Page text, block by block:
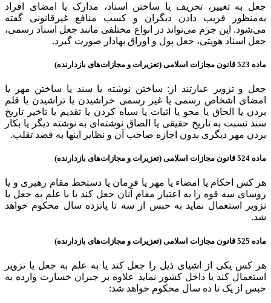
جعل به تغییر، تحریف یا ساختن اسناد، مدارک یا امضای افراد
به‌منظور فریب دادن دیگران و کسب منافع غیرقانونی گفته
می‌شود. این جرم می‌تواند در انواع مختلفی مانند جعل اسناد رسمی،
جعل اسناد هویتی، جعل پول و اوراق بهادار صورت گیرد.
ماده 523 قانون مجازات اسلامی (تعزیرات و مجازات‌های بازدارنده)
جعل و تزویر عبارتند از: ساختن نوشته یا سند یا ساختن مهر یا
امضای اشخاص رسمی یا غیر رسمی خراشیدن یا تراشیدن یا قلم
بردن یا الحاق یا محو یا اثبات یا سیاه کردن یا تقدیم یا تاخیر تاریخ
سند نسبت به تاریخ حقیقی یا الصاق نوشته‌ای به نوشته دیگر یا بکار
بردن مهر دیگری ‌بدون اجازه صاحب آن و نظایر اینها به قصد تقلب.
ماده 524 قانون مجازات اسلامی (تعزیرات و مجازات‌های بازدارنده)
هر کس احکام یا امضاء یا مهر یا فرمان یا دستخط مقام رهبری و یا
روسای سه قوه را به اعتبار مقام آنان جعل کند یا با علم به جعل یا
تزویر استعمال نماید به حبس از سه تا پانزده سال محکوم خواهد
شد.
ماده 525 قانون مجازات اسلامی (تعزیرات و مجازات‌های بازدارنده)
هر کس یکی از اشیای ذیل را جعل کند یا به علم به جعل یا تزویر
استعمال کند یا داخل کشور نماید علاوه بر جبران خسارت وارده به
حبس از یک تا ده سال محکوم خواهد شد: